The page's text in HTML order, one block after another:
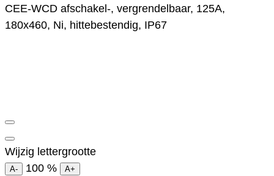
CEE-WCD afschakel-, vergrendelbaar, 125A,
180x460, Ni, hittebestendig, IP67
Wijzig lettergrootte
A- 100 %
A+